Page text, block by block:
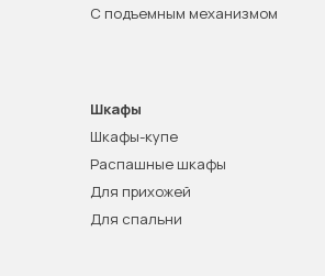
С подъемным механизмом
Шкафы
Шкафы-купе
Распашные шкафы
Для прихожей
Для спальни